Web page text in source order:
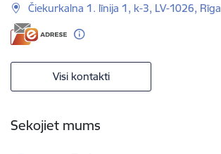
Čiekurkalna 1. līnija 1, k-3, LV-1026, Rīga
Visi kontakti
Sekojiet mums